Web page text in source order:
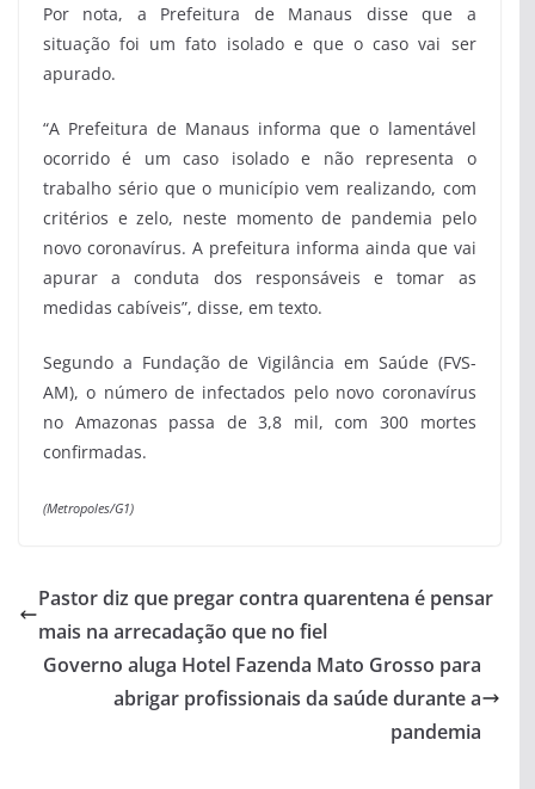
Por nota, a Prefeitura de Manaus disse que a
situação foi um fato isolado e que o caso vai ser
apurado.
“A Prefeitura de Manaus informa que o lamentável
ocorrido é um caso isolado e não representa o
trabalho sério que o município vem realizando, com
critérios e zelo, neste momento de pandemia pelo
novo coronavírus. A prefeitura informa ainda que vai
apurar a conduta dos responsáveis e tomar as
medidas cabíveis”, disse, em texto.
Segundo a Fundação de Vigilância em Saúde (FVS-
AM), o número de infectados pelo novo coronavírus
no Amazonas passa de 3,8 mil, com 300 mortes
confirmadas.
(Metropoles/G1)
Pastor diz que pregar contra quarentena é pensar
mais na arrecadação que no fiel
Governo aluga Hotel Fazenda Mato Grosso para
abrigar profissionais da saúde durante a
pandemia